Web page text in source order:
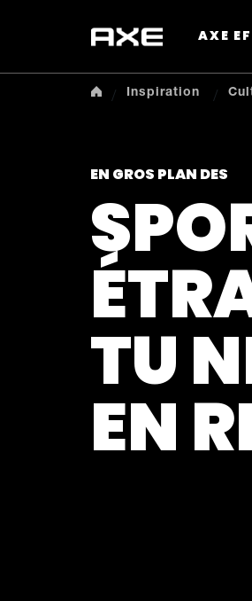
AXE
Inspiration
EN GROS PLAN DES
TU
EN